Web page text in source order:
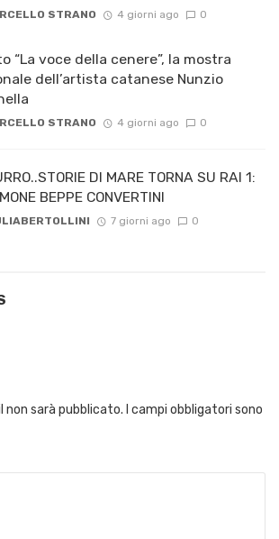
STRANO 4 giorni ago 0
“La voce della cenere”, la mostra
dell’artista catanese Nunzio
STRANO 4 giorni ago 0
DI MARE TORNA SU RAI 1:
BEPPE CONVERTINI
7 giorni ago 0
non sarà pubblicato. I campi obbligatori sono